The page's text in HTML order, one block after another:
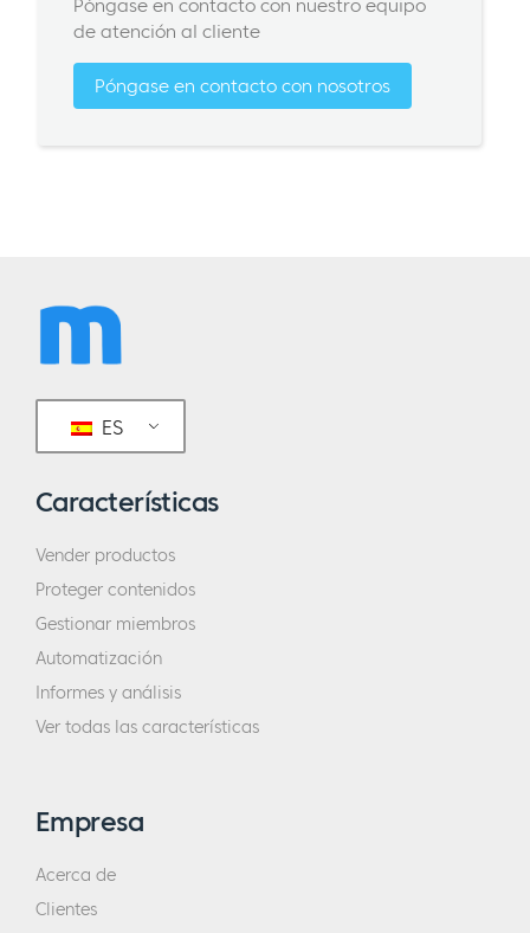
Póngase en contacto con nuestro equipo
de atención al cliente
Póngase en contacto con nosotros
ES
Características
Vender productos
Proteger contenidos
Gestionar miembros
Automatización
Informes y análisis
Ver todas las características
Empresa
Acerca de
Clientes